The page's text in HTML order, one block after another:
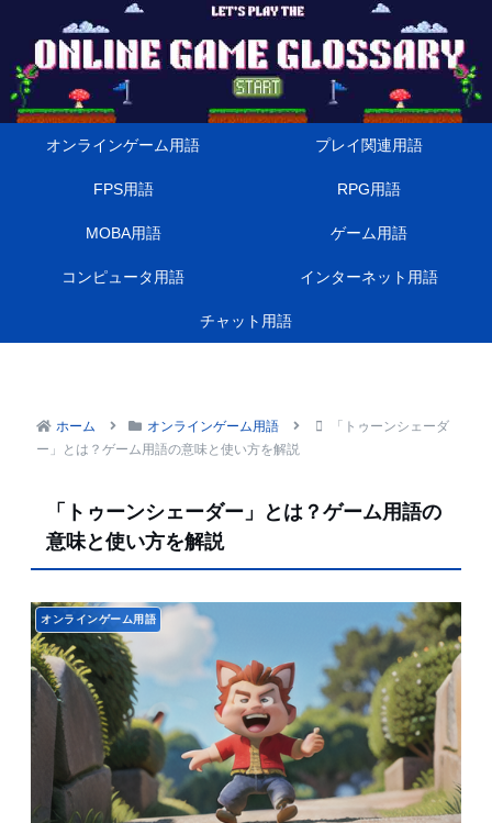
オンラインゲーム用語 プレイ関連用語
FPS用語 RPG用語
MOBA用語 ゲーム用語
コンピュータ用語 インターネット用語
チャット用語
ホーム オンラインゲーム用語
「トゥーンシェーダ
ー」とは？ゲーム用語の意味と使い方を解説
「トゥーンシェーダー」とは？ゲーム用語の
意味と使い方を解説
オンラインゲーム用語